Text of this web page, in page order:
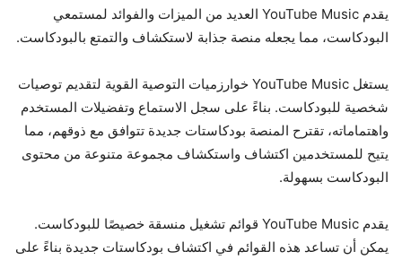
يقدم YouTube Music العديد من الميزات والفوائد لمستمعي
البودكاست، مما يجعله منصة جذابة لاستكشاف والتمتع بالبودكاست.
يستغل YouTube Music خوارزميات التوصية القوية لتقديم توصيات
شخصية للبودكاست. بناءً على سجل الاستماع وتفضيلات المستخدم
واهتماماته، تقترح المنصة بودكاستات جديدة تتوافق مع ذوقهم، مما
يتيح للمستخدمين اكتشاف واستكشاف مجموعة متنوعة من محتوى
البودكاست بسهولة.
يقدم YouTube Music قوائم تشغيل منسقة خصيصًا للبودكاست.
يمكن أن تساعد هذه القوائم في اكتشاف بودكاستات جديدة بناءً على